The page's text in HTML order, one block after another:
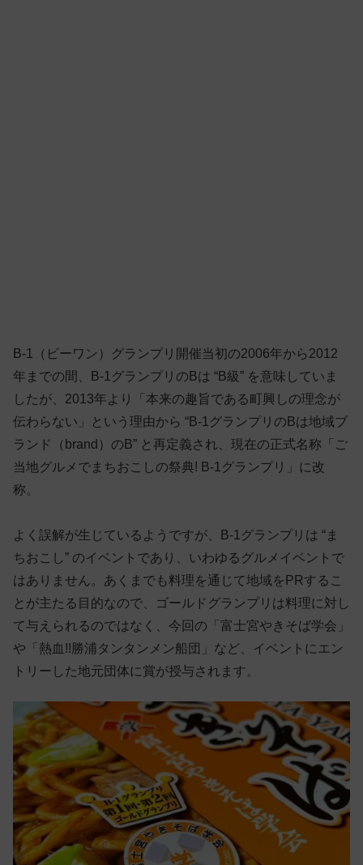
B-1（ビーワン）グランプリ開催当初の2006年から2012
年までの間、B-1グランプリのBは “B級” を意味していま
したが、2013年より「本来の趣旨である町興しの理念が
伝わらない」という理由から “B-1グランプリのBは地域ブ
ランド（brand）のB” と再定義され、現在の正式名称「ご
当地グルメでまちおこしの祭典! B-1グランプリ」に改
称。
よく誤解が生じているようですが、B-1グランプリは “ま
ちおこし” のイベントであり、いわゆるグルメイベントで
はありません。あくまでも料理を通じて地域をPRするこ
とが主たる目的なので、ゴールドグランプリは料理に対し
て与えられるのではなく、今回の「富士宮やきそば学会」
や「熱血!!勝浦タンタンメン船団」など、イベントにエン
トリーした地元団体に賞が授与されます。